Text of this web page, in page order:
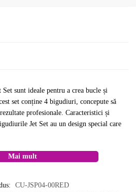
sunt ideale pentru a crea bucle și
set conține 4 bigudiuri, concepute să
profesionale. Caracteristici și
Jet Set au un design special care
Mai mult
CU-JSP04-00RED